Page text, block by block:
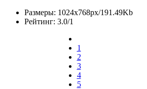
Размеры: 1024х768px/191.49Kb
Рейтинг: 3.0/1
1
2
3
4
5